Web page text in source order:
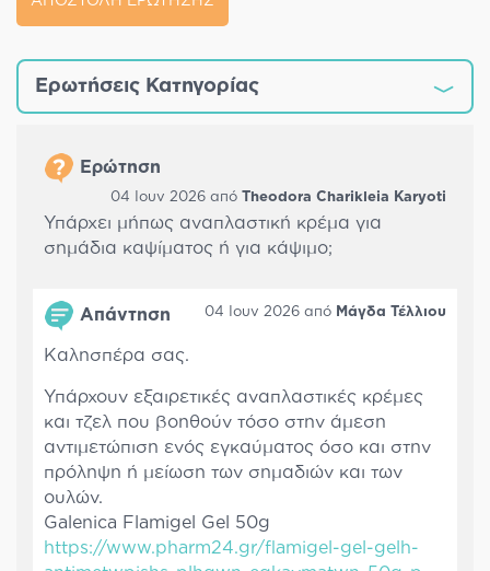
Ερωτήσεις Κατηγορίας
Ερώτηση
04 Ιουν 2026 από Theodora Charikleia Karyoti
Υπάρχει μήπως αναπλαστική κρέμα για
σημάδια καψίματος ή για κάψιμο;
Απάντηση 04 Ιουν 2026 από Μάγδα Τέλλιου
Καλησπέρα σας.
Υπάρχουν εξαιρετικές αναπλαστικές κρέμες
και τζελ που βοηθούν τόσο στην άμεση
αντιμετώπιση ενός εγκαύματος όσο και στην
πρόληψη ή μείωση των σημαδιών και των
ουλών.
Galenica Flamigel Gel 50g
https://www.pharm24.gr/flamigel-gel-gelh-